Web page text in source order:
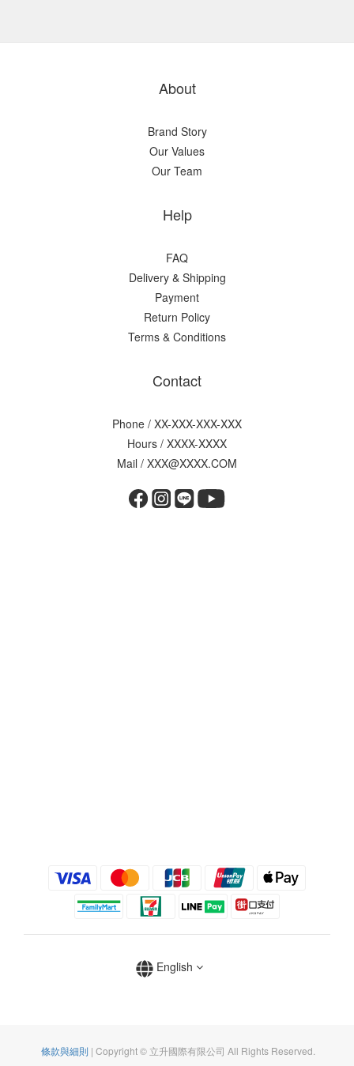
About
Brand Story
Our Values
Our Team
Help
FAQ
Delivery & Shipping
Payment
Return Policy
Terms & Conditions
Contact
Phone / XX-XXX-XXX-XXX
Hours / XXXX-XXXX
Mail / XXX@XXXX.COM
English
條款與細則 | Copyright © 立升國際有限公司 All Rights Reserved.